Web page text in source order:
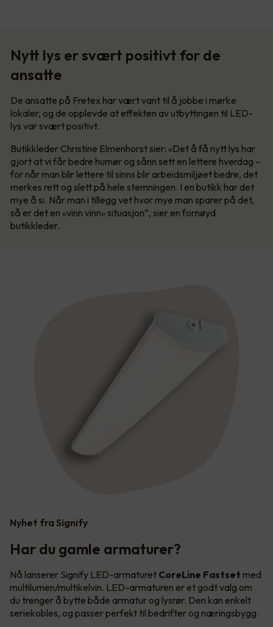
Nytt lys er svært positivt for de
ansatte
De ansatte på Fretex har vært vant til å jobbe i mørke
lokaler, og de opplevde at effekten av utbyttingen til LED-
lys var svært positivt.
Butikkleder Christine Elmenhorst sier: «Det å få nytt lys har
gjort at vi får bedre humør og sånn sett en lettere hverdag –
for når man blir lettere til sinns blir arbeidsmiljøet bedre, det
merkes rett og slett på hele stemningen. I en butikk har det
mye å si. Når man i tillegg vet hvor mye man sparer på det,
så er det en «vinn vinn» situasjon”, sier en fornøyd
butikkleder.
Nyhet fra Signify
Har du gamle armaturer?
Nå lanserer Signify LED-armaturet CoreLine Fastset med
multilumen/multikelvin. LED-armaturen er et godt valg om
du trenger å bytte både armatur og lysrør. Den kan enkelt
seriekobles, og passer perfekt til bedrifter og næringsbygg.